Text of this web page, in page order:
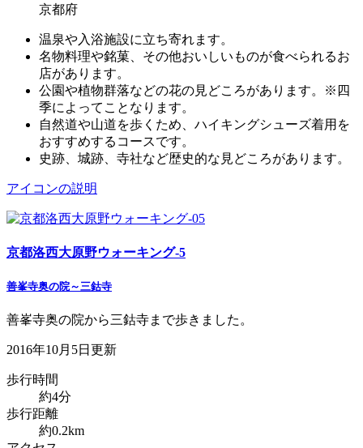
京都府
温泉や入浴施設に立ち寄れます。
名物料理や銘菓、その他おいしいものが食べられるお
店があります。
公園や植物群落などの花の見どころがあります。※四
季によってことなります。
自然道や山道を歩くため、ハイキングシューズ着用を
おすすめするコースです。
史跡、城跡、寺社など歴史的な見どころがあります。
アイコンの説明
京都洛西大原野ウォーキング-5
善峯寺奥の院～三鈷寺
善峯寺奥の院から三鈷寺まで歩きました。
2016年10月5日更新
歩行時間
約4分
歩行距離
約0.2km